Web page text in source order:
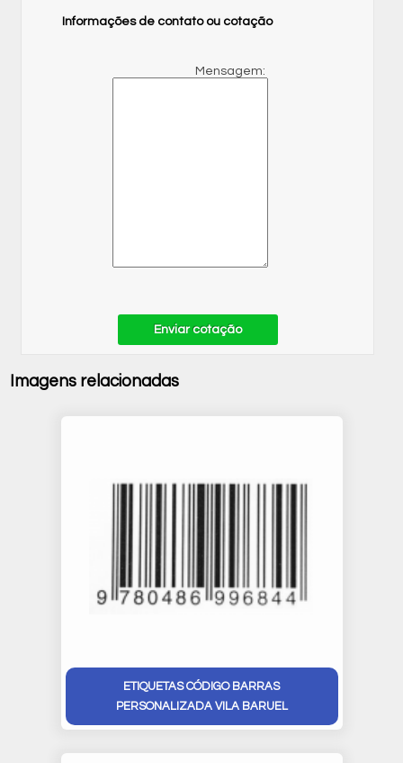
Informações de contato ou cotação
Mensagem:
Enviar cotação
Imagens relacionadas
ETIQUETAS CÓDIGO BARRAS
PERSONALIZADA VILA BARUEL